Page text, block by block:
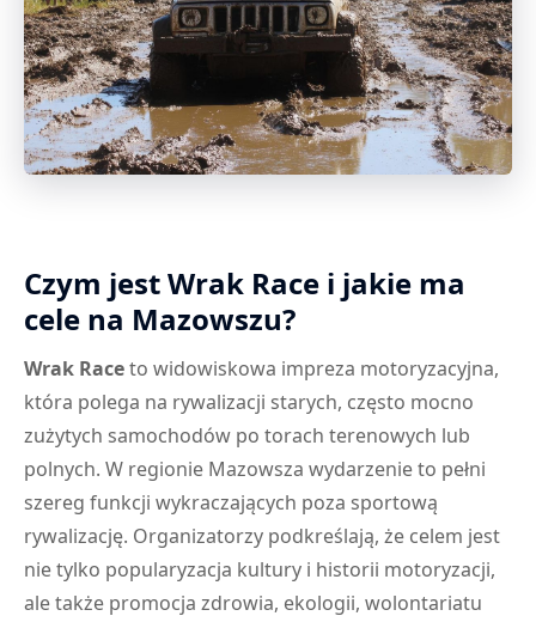
Czym jest Wrak Race i jakie ma
cele na Mazowszu?
Wrak Raceto widowiskowa impreza motoryzacyjna,
która polega na rywalizacji starych, często mocno
zużytych samochodów po torach terenowych lub
polnych. W regionie Mazowsza wydarzenie to pełni
szereg funkcji wykraczających poza sportową
rywalizację. Organizatorzy podkreślają, że celem jest
nie tylko popularyzacja kultury i historii motoryzacji,
ale także promocja zdrowia, ekologii, wolontariatu